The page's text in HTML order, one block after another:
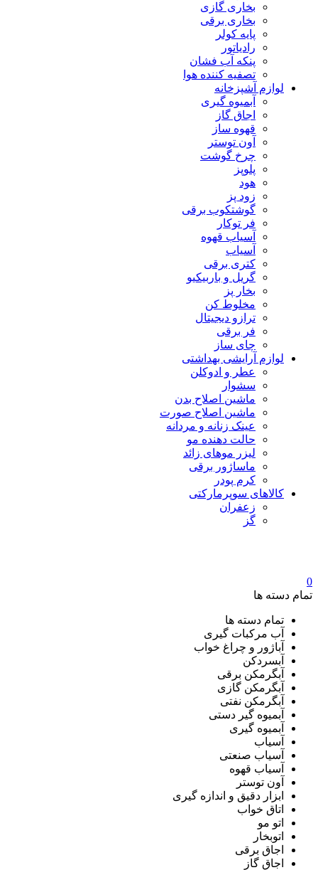
بخاری گازی
بخاری برقی
پایه کولر
رادیاتور
پنکه آب فشان
تصفیه کننده هوا
لوازم آشپزخانه
آبمیوه گیری
اجاق گاز
قهوه ساز
آون توستر
چرخ گوشت
پلوپز
هود
زود پز
گوشتکوب برقی
فر توکار
آسیاب قهوه
آسیاب
کتری برقی
گریل و باربیکیو
بخار پز
مخلوط کن
ترازو دیجیتال
فر برقی
چای ساز
لوازم آرایشی بهداشتی
عطر و ادوکلن
سشوار
ماشین اصلاح بدن
ماشین اصلاح صورت
عینک زنانه و مردانه
حالت دهنده مو
لیزر موهای زائد
ماساژور برقی
کرم پودر
کالاهای سوپرمارکتی
زعفران
گز
0
تمام دسته ها
تمام دسته ها
آب مرکبات گیری
آباژور و چراغ خواب
آبسردکن
آبگرمکن برقی
آبگرمکن گازی
آبگرمکن نفتی
آبمیوه گیر دستی
آبمیوه گیری
آسیاب
آسیاب صنعتی
آسیاب قهوه
آون توستر
ابزار دقیق و اندازه گیری
اتاق خواب
اتو مو
اتوبخار
اجاق برقی
اجاق گاز